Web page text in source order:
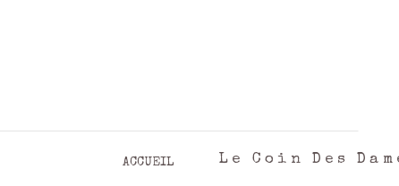
ACCUEIL Le Coin Des